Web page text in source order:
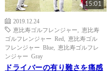
15:01
2019.12.24
恵比寿ゴルフレンジャー
恵比寿
ゴルフレンジャー Red
恵比寿ゴル
フレンジャー Blue
恵比寿ゴルフレ
ンジャー Gray
ドライバーの有り難さを痛感